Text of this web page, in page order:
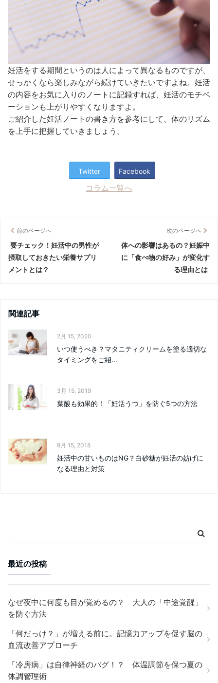
妊活をする期間というのは人によって異なるものですが、
せっかくなら楽しみながら続けていきたいですよね。妊活
の内容をお気に入りのノートに記録すれば、妊活のモチベ
ーションも上がりやすくなりますよ。
ご紹介した妊活ノートの書き方を参考にして、体のリズム
を上手に把握していきましょう。
Twitter Facebook
コラム一覧へ
前のページへ
要チェック！妊活中の男性が
摂取しておきたい栄養サプリ
メントとは？
次のページへ
体への影響はあるの？妊娠中
に「食べ物の好み」が変化す
る理由とは
関連記事
2月 15, 2020
いつ使うべき？マタニティクリームを塗る適切な
タイミングをご紹...
3月 15, 2019
葉酸も効果的！「妊活うつ」を防ぐ5つの方法
9月 15, 2018
妊活中の甘いものはNG？白砂糖が妊活の妨げに
なる理由と対策
最近の投稿
なぜ夜中に何度も目が覚めるの？ 大人の「中途覚醒」
を防ぐ方法
「何だっけ？」が増える前に。記憶力アップを促す脳の
血流改善アプローチ
「冷房病」は自律神経のバグ！？ 体温調節を保つ夏の
体調管理術